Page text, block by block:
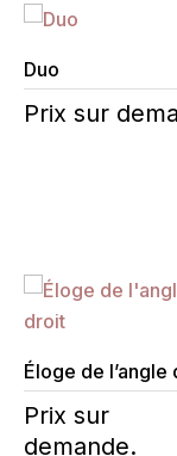
Duo
Prix sur
Éloge de l’angle
Prix sur
demande.